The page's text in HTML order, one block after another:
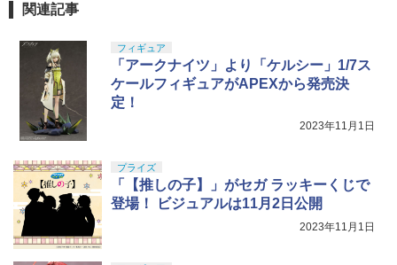
関連記事
フィギュア
「アークナイツ」より「ケルシー」1/7ス
ケールフィギュアがAPEXから発売決
定！
2023年11月1日
プライズ
「【推しの子】」がセガ ラッキーくじで
登場！ ビジュアルは11月2日公開
2023年11月1日